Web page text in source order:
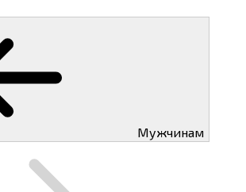
Мужчинам